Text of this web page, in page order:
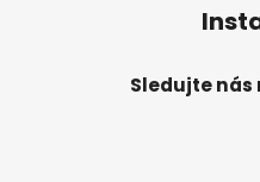
Sledujte